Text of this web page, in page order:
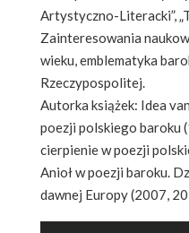
Artystyczno-Literacki”,
Zainteresowania
wieku, emblematyka
Rzeczypospolitej.
Autorka książek: Idea
poezji polskiego baroku
cierpienie w poezji
Anioł w poezji baroku.
dawnej Europy (2007,